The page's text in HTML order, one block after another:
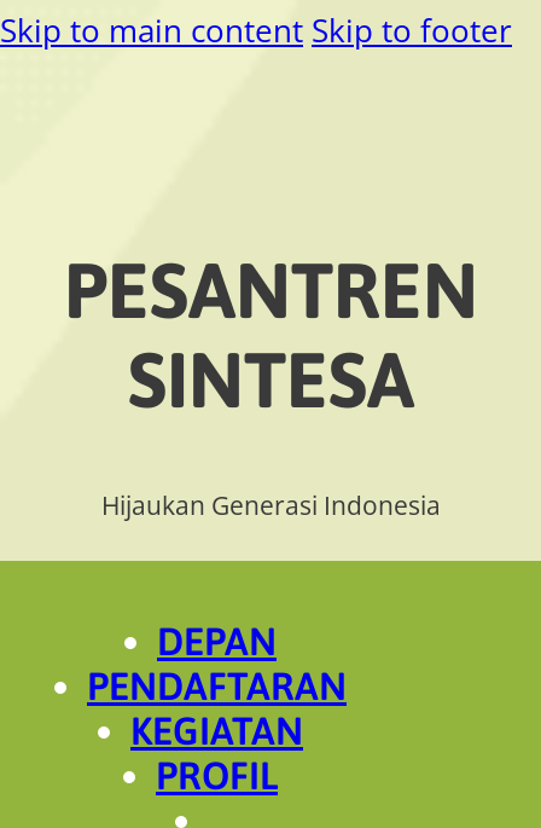
Skip to main content Skip to footer
PESANTREN
SINTESA
Hijaukan Generasi Indonesia
DEPAN
PENDAFTARAN
KEGIATAN
PROFIL